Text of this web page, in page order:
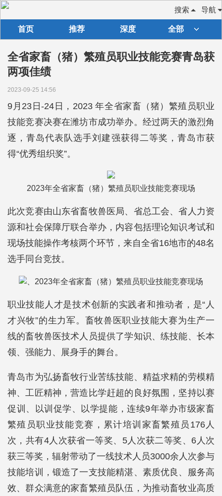
导航
搜索
首页 推荐 深度 全部
全省家畜（猪）繁殖员职业技能竞赛青岛获
两项佳绩
2023-09-25 14:56
9月23日-24日，2023 年全省家畜（猪）繁殖员职业
技能竞赛决赛在潍坊市成功举办。经过两天的激烈角
逐，青岛代表队选手刘建强获得二等奖，青岛市获
得“优秀组织奖”。
2023年全省家畜（猪）繁殖员职业技能竞赛现场
此次竞赛由山东省畜牧兽医局、省总工会、省人力资
源和社会保障厅联合举办，内容包括理论知识考试和
现场技能操作考核两个环节，来自全省16地市的48名
选手同台竞技。
、2023年全省家畜（猪）繁殖员职业技能竞赛现场
职业技能人才是技术创新的实践者和推动者，是“人
才兴牧”的生力军。畜牧兽医职业技能大赛为生产一
线的畜牧兽医技术人员提供了学知识、练技能、长本
领、强能力、展身手的舞台。
青岛市为弘扬畜牧行业苦练技能、精益求精的劳模精
神、工匠精神，营造比学赶超的良好氛围，坚持以赛
促训、以训促学、以学提能，连续9年举办市级家畜
繁殖员职业技能竞赛，累计培训家畜繁殖员176人
次，共有4人次获省一等奖、5人次获二等奖、6人次
获三等奖，辐射带动了一线技术人员3000余人次参与
技能培训，锻造了一支技能精湛、素质优良、服务高
效、群众满意的家畜繁殖员队伍，为推动畜牧业高质